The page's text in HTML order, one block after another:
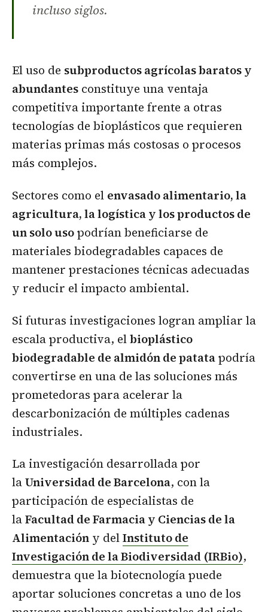
incluso siglos.
El uso de subproductos agrícolas baratos y
abundantes constituye una ventaja
competitiva importante frente a otras
tecnologías de bioplásticos que requieren
materias primas más costosas o procesos
más complejos.
Sectores como el envasado alimentario, la
agricultura, la logística y los productos de
un solo usopodrían beneficiarse de
materiales biodegradables capaces de
mantener prestaciones técnicas adecuadas
y reducir el impacto ambiental.
Si futuras investigaciones logran ampliar la
escala productiva, elbioplástico
biodegradable de almidón de patatapodría
convertirse en una de las soluciones más
prometedoras para acelerar la
descarbonización de múltiples cadenas
industriales.
La investigación desarrollada por
laUniversidad de Barcelona, con la
participación de especialistas de
laFacultad de Farmacia y Ciencias de la
Alimentación y delInstituto de
Investigación de la Biodiversidad (IRBio),
demuestra que la biotecnología puede
aportar soluciones concretas a uno de los